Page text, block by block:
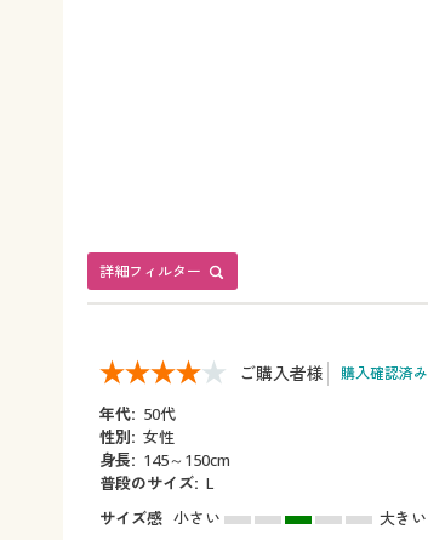
詳細フィルター
ご購入者様 購入確認済み
年代: 50代
性別: 女性
身長: 145～150cm
普段のサイズ: L
サイズ感 小さい
大きい